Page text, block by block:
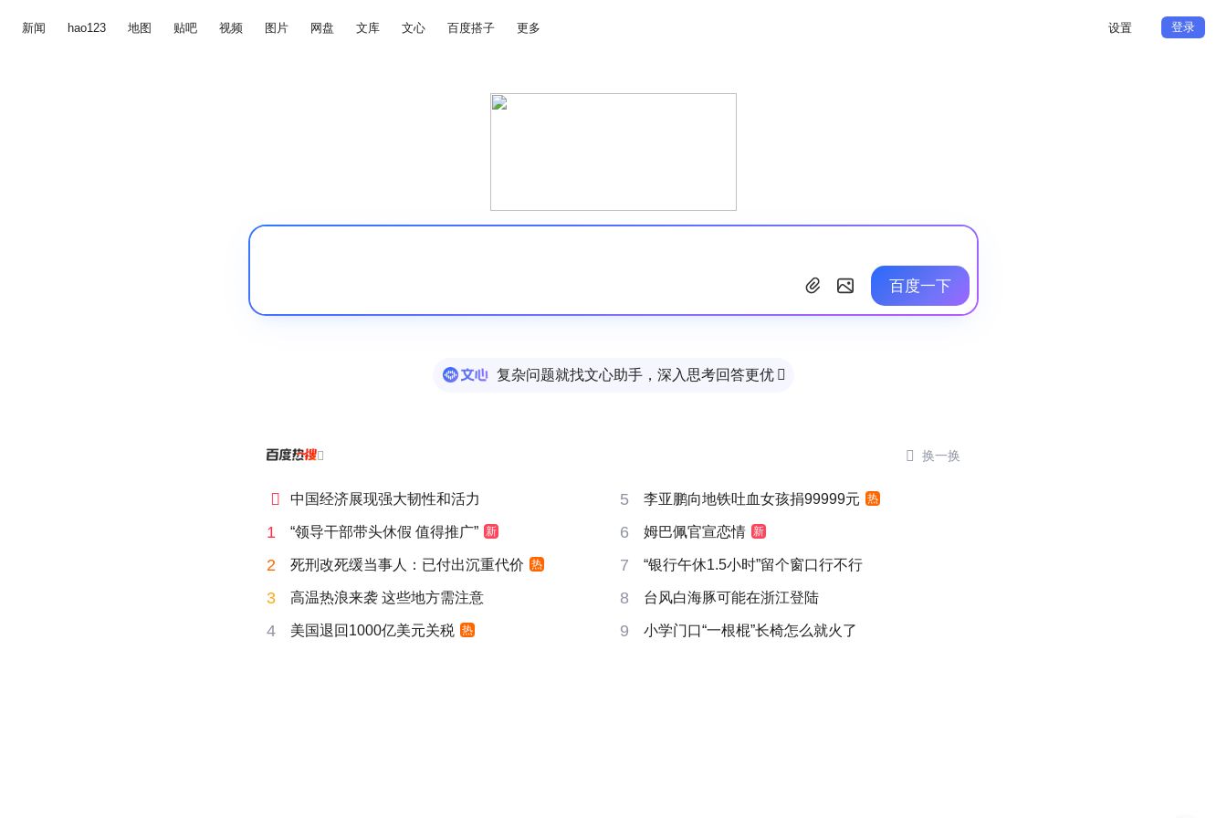
新闻 hao123 地图 贴吧 视频 图片 网盘 文库 文心 百度搭子 更多 设置 登录
百度一下
复杂问题就找文心助手，深入思考回答更优 
  换一换
 中国经济展现强大韧性和活力 5 李亚鹏向地铁吐血女孩捐99999元 热
1 “领导干部带头休假 值得推广” 新 6 姆巴佩官宣恋情 新
2 死刑改死缓当事人：已付出沉重代价 热 7 “银行午休1.5小时”留个窗口行不行
3 高温热浪来袭 这些地方需注意 8 台风白海豚可能在浙江登陆
4 美国退回1000亿美元关税 热 9 小学门口“一根棍”长椅怎么就火了